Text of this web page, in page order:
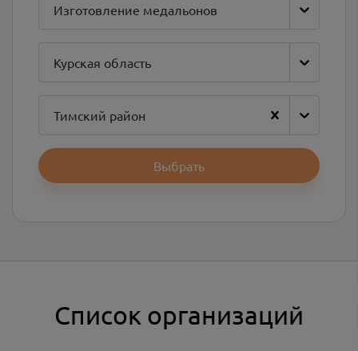
Изготовление медальонов
Курская область
Тимский район
Выбрать
Список организаций